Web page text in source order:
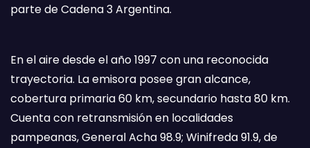
parte de Cadena 3 Argentina.
En el aire desde el año 1997 con una reconocida
trayectoria. La emisora posee gran alcance,
cobertura primaria 60 km, secundario hasta 80 km.
Cuenta con retransmisión en localidades
pampeanas, General Acha 98.9; Winifreda 91.9, de